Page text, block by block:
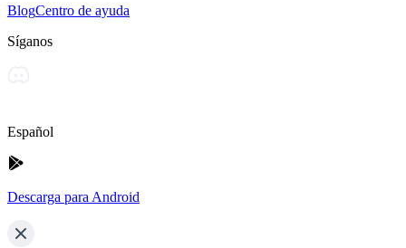
BlogCentro de ayuda
Síganos
Español
Descarga para Android